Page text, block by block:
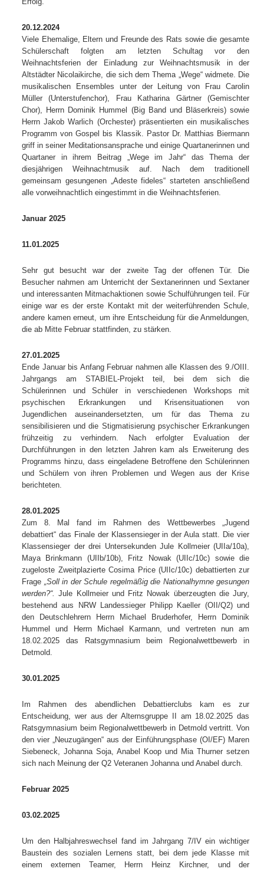
20.12.2024
Viele Ehemalige, Eltern und Freunde des Rats sowie die gesamte
Schülerschaft folgten am letzten Schultag vor den
Weihnachtsferien der Einladung zur Weihnachtsmusik in der
Altstädter Nicolaikirche, die sich dem Thema „Wege“ widmete. Die
musikalischen Ensembles unter der Leitung von Frau Carolin
Müller (Unterstufenchor), Frau Katharina Gärtner (Gemischter
Chor), Herrn Dominik Hummel (Big Band und Bläserkreis) sowie
Herrn Jakob Warlich (Orchester) präsentierten ein musikalisches
Programm von Gospel bis Klassik. Pastor Dr. Matthias Biermann
griff in seiner Meditationsansprache und einige Quartanerinnen und
Quartaner in ihrem Beitrag „Wege im Jahr“ das Thema der
diesjährigen Weihnachtmusik auf. Nach dem traditionell
gemeinsam gesungenen „Adeste fideles“ starteten anschließend
alle vorweihnachtlich eingestimmt in die Weihnachtsferien.
Januar 2025
11.01.2025
Sehr gut besucht war der zweite Tag der offenen Tür. Die
Besucher nahmen am Unterricht der Sextanerinnen und Sextaner
und interessanten Mitmachaktionen sowie Schulführungen teil. Für
einige war es der erste Kontakt mit der weiterführenden Schule,
andere kamen erneut, um ihre Entscheidung für die Anmeldungen,
die ab Mitte Februar stattfinden, zu stärken.
27.01.2025
Ende Januar bis Anfang Februar nahmen alle Klassen des 9./OIII.
Jahrgangs am STABIEL-Projekt teil,
bei dem sich die
Schülerinnen und Schüler in verschiedenen Workshops mit
psychischen Erkrankungen und Krisensituationen von
Jugendlichen auseinandersetzten, um für das Thema zu
sensibilisieren und die Stigmatisierung psychischer Erkrankungen
frühzeitig zu verhindern. Nach erfolgter Evaluation der
Durchführungen in den letzten Jahren kam als Erweiterung des
Programms hinzu, dass eingeladene Betroffene den Schülerinnen
und Schülern von ihren Problemen und Wegen aus der Krise
berichteten.
28.01.2025
Zum 8. Mal fand im Rahmen des Wettbewerbes „Jugend
debattiert“ das Finale der Klassensieger in der Aula statt. Die vier
Klassensieger der drei Untersekunden Jule Kollmeier (UIIa/10a),
Maya Brinkmann (UIIb/10b), Fritz Nowak (UIIc/10c) sowie die
zugeloste Zweitplazierte Cosima Price (UIIc/10c) debattierten zur
Frage „Soll in der Schule regelmäßig die Nationalhymne gesungen
werden?“. Jule Kollmeier und Fritz Nowak überzeugten die Jury,
bestehend aus NRW Landessieger Philipp Kaeller (OII/Q2) und
den Deutschlehrern Herrn Michael Bruderhofer, Herrn Dominik
Hummel und Herrn Michael Karmann, und vertreten nun am
18.02.2025 das Ratsgymnasium beim Regionalwettbewerb in
Detmold.
30.01.2025
Im Rahmen des abendlichen Debattierclubs kam es zur
Entscheidung, wer aus der Alternsgruppe II am 18.02.2025 das
Ratsgymnasium beim Regionalwettbewerb in Detmold vertritt. Von
den vier „Neuzugängen“ aus der Einführungsphase (OI/EF) Maren
Siebeneck, Johanna Soja, Anabel Koop und Mia Thurner setzen
sich nach Meinung der Q2 Veteranen Johanna und Anabel durch.
Februar 2025
03.02.2025
Um den Halbjahreswechsel fand im Jahrgang 7/IV ein wichtiger
Baustein des sozialen Lernens statt, bei dem jede Klasse mit
einem externen Teamer, Herrn Heinz Kirchner, und der